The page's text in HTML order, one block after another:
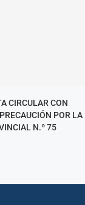
CIRCULAR CON
POR LA
N.º 75